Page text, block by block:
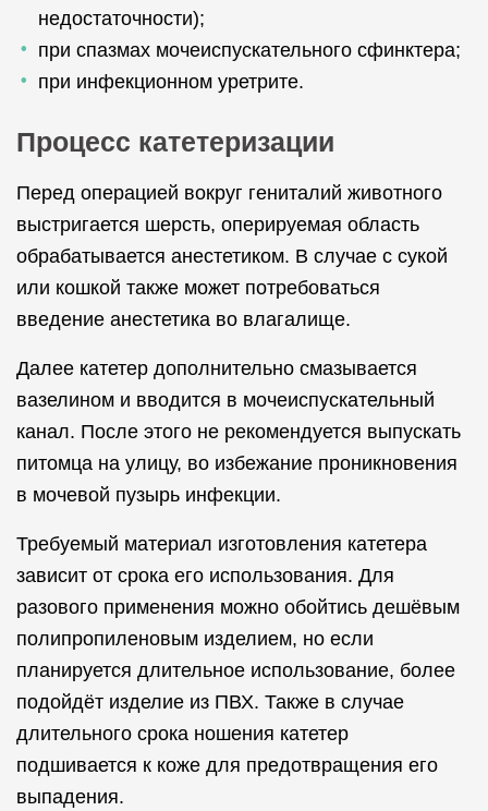
недостаточности);
при спазмах мочеиспускательного сфинктера;
при инфекционном уретрите.
Процесс катетеризации
Перед операцией вокруг гениталий животного
выстригается шерсть, оперируемая область
обрабатывается анестетиком. В случае с сукой
или кошкой также может потребоваться
введение анестетика во влагалище.
Далее катетер дополнительно смазывается
вазелином и вводится в мочеиспускательный
канал. После этого не рекомендуется выпускать
питомца на улицу, во избежание проникновения
в мочевой пузырь инфекции.
Требуемый материал изготовления катетера
зависит от срока его использования. Для
разового применения можно обойтись дешёвым
полипропиленовым изделием, но если
планируется длительное использование, более
подойдёт изделие из ПВХ. Также в случае
длительного срока ношения катетер
подшивается к коже для предотвращения его
выпадения.